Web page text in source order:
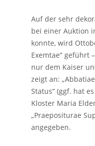
Auf der sehr
bei einer Auktion
konnte, wird
Exemtae“ geführt
nur dem Kaiser
zeigt an:
Status“ (ggf. hat
Kloster Maria
„Praepositurae
angegeben.